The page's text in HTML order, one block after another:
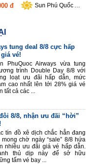
đ Bamboo Airways
tung deal 8/8 cực hấp
vé!
PhuQuoc Airways vừa tung
trình Double Day 8/8 với
loạt ưu đãi hấp dẫn, mức
cao nhất lên tới 28% giá vé
tất cả các ...
8/8, nhận ưu đãi “hời”
tín đồ xê dịch chắc hẳn đang
mong chờ ngày “sale” 8/8 hứa
nhiều ưu đãi giá vé hấp dẫn.
thủ dịp này để sở hữu
tấm vé bay ...